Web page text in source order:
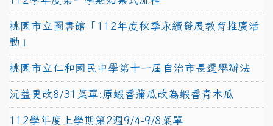
桃園市立圖書館「112年度秋季永續發展教育推廣活
動」
桃園市立仁和國民中學第十一屆自治市長選舉辦法
沅益更改8/31菜單:原蝦香蒲瓜改為蝦香青木瓜
112學年度上學期第2週9/4-9/8菜單